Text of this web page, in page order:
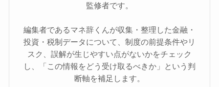
監修者です。
編集者であるマネ辞くんが収集・整理した金融・
投資・税制データについて、制度の前提条件やリ
スク、誤解が生じやすい点がないかをチェック
し、「この情報をどう受け取るべきか」という判
断軸を補足します。